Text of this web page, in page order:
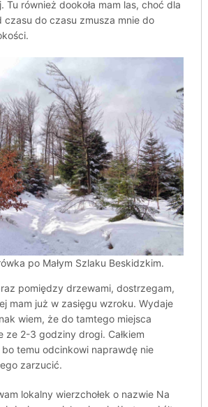
Tu również dookoła mam las, choć dla
czasu do czasu zmusza mnie do
po Małym Szlaku Beskidzkim.
pomiędzy drzewami, dostrzegam,
mam już w zasięgu wzroku. Wydaje
wiem, że do tamtego miejsca
ze 2-3 godziny drogi. Całkiem
temu odcinkowi naprawdę nie
zarzucić.
lokalny wierzchołek o nazwie Na